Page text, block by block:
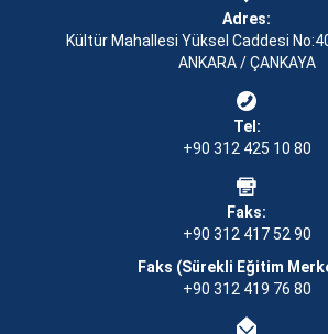
Adres:
Kültür Mahallesi Yüksel Caddesi
ANKARA / ÇANKAYA
Tel:
+90 312 425 10 80
Faks:
+90 312 417 52 90
Faks (Sürekli Eğitim
+90 312 419 76 80